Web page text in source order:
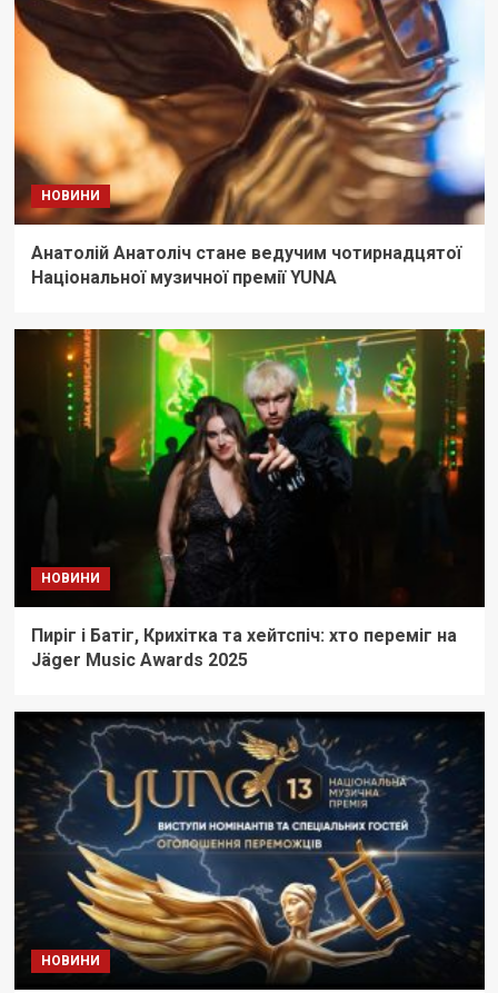
НОВИНИ
Анатолій Анатоліч стане ведучим чотирнадцятої
Національної музичної премії YUNA
НОВИНИ
Пиріг і Батіг, Крихітка та хейтспіч: хто переміг на
Jäger Music Awards 2025
НОВИНИ